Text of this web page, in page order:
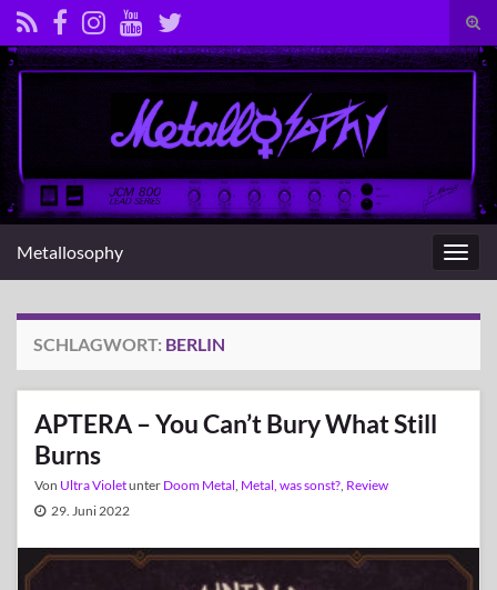
Search for:
Metallosophy
SCHLAGWORT: BERLIN
APTERA – You Can’t Bury What Still
Burns
Von Ultra Violetunter Doom Metal Metal, was sonst? Review
29. Juni 2022